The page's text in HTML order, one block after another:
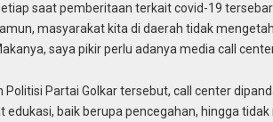
saat pemberitaan terkait covid-19
masyarakat kita di daerah tidak
saya pikir perlu adanya media call
Politisi Partai Golkar tersebut, call center
edukasi, baik berupa pencegahan, hingga